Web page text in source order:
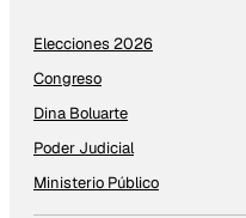
Elecciones 2026
Congreso
Dina Boluarte
Poder Judicial
Ministerio Público